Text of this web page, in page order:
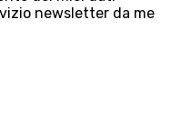
newsletter da me